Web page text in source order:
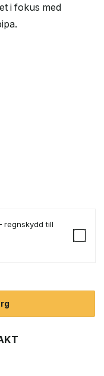
i fokus med
regnskydd till